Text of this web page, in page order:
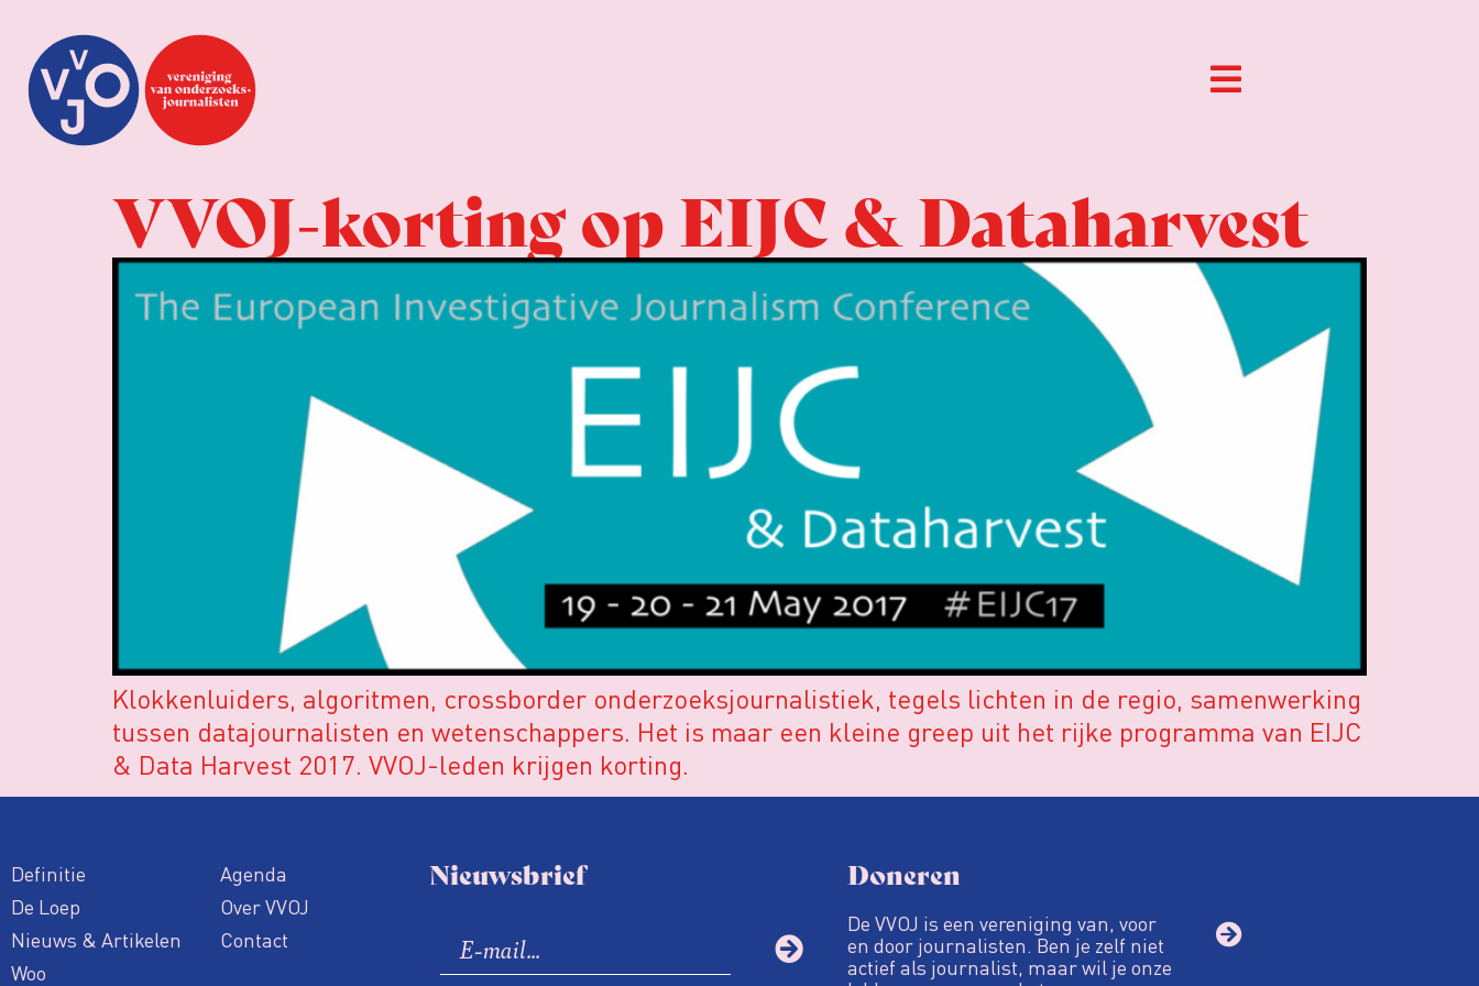
VVOJ-korting op EIJC & Dataharvest
Klokkenluiders, algoritmen, crossborder onderzoeksjournalistiek, tegels lichten in de regio, samenwerking
tussen datajournalisten en wetenschappers. Het is maar een kleine greep uit het rijke programma van EIJC
& Data Harvest 2017. VVOJ-leden krijgen korting.
Definitie
De Loep
Nieuws & Artikelen
Woo
Agenda
Over VVOJ
Contact
Nieuwsbrief Doneren
De VVOJ is een vereniging van, voor
en door journalisten. Ben je zelf niet
actief als journalist, maar wil je onze